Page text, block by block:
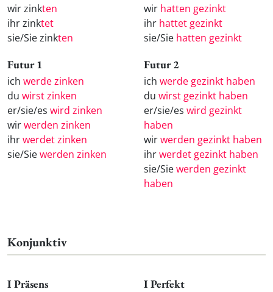
wir zinkten
ihr zinktet
sie/Sie zinkten
wir hatten gezinkt
ihr hattet gezinkt
sie/Sie hatten gezinkt
Futur 1
ich werde zinken
du wirst zinken
er/sie/es wird zinken
wirwerden zinken
ihrwerdet zinken
sie/Siewerden zinken
Futur 2
ich werde gezinkt haben
du wirst gezinkt haben
er/sie/es wird gezinkt
haben
wirwerden gezinkt haben
ihrwerdet gezinkt haben
sie/Siewerden gezinkt
haben
Konjunktiv
I Präsens I Perfekt